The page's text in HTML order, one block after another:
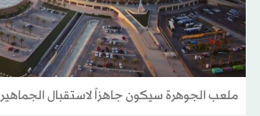
ملعب الجوهرة سيكون جاهزاً لاستقبال